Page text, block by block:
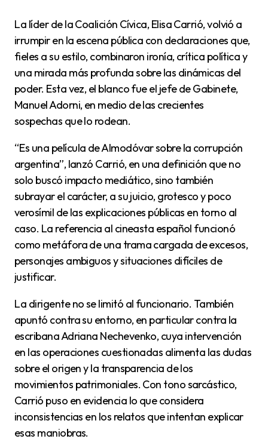
La líder de la Coalición Cívica, Elisa Carrió, volvió a
irrumpir en la escena pública con declaraciones que,
fieles a su estilo, combinaron ironía, crítica política y
una mirada más profunda sobre las dinámicas del
poder. Esta vez, el blanco fue el jefe de Gabinete,
Manuel Adorni, en medio de las crecientes
sospechas que lo rodean.
“Es una película de Almodóvar sobre la corrupción
argentina”, lanzó Carrió, en una definición que no
solo buscó impacto mediático, sino también
subrayar el carácter, a su juicio, grotesco y poco
verosímil de las explicaciones públicas en torno al
caso. La referencia al cineasta español funcionó
como metáfora de una trama cargada de excesos,
personajes ambiguos y situaciones difíciles de
justificar.
La dirigente no se limitó al funcionario. También
apuntó contra su entorno, en particular contra la
escribana Adriana Nechevenko, cuya intervención
en las operaciones cuestionadas alimenta las dudas
sobre el origen y la transparencia de los
movimientos patrimoniales. Con tono sarcástico,
Carrió puso en evidencia lo que considera
inconsistencias en los relatos que intentan explicar
esas maniobras.